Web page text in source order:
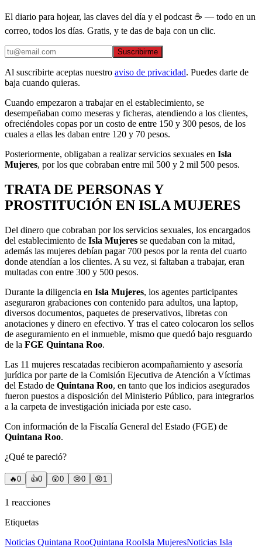
El diario para hojear, las claves del día y el podcast ☕ — todo en un
correo, todos los días. Gratis, y te das de baja con un clic.
Suscribirme
Al suscribirte aceptas nuestro aviso de privacidad. Puedes darte de
baja cuando quieras.
Cuando empezaron a trabajar en el establecimiento, se
desempeñaban como meseras y ficheras, atendiendo a los clientes,
ofreciéndoles copas por un costo de entre 150 y 300 pesos, de los
cuales a ellas les daban entre 120 y 70 pesos.
Posteriormente, obligaban a realizar servicios sexuales en Isla
Mujeres, por los que cobraban entre mil 500 y 2 mil 500 pesos.
TRATA DE PERSONAS Y
PROSTITUCIÓN EN ISLA MUJERES
Del dinero que cobraban por los servicios sexuales, los encargados
del establecimiento de Isla Mujeres se quedaban con la mitad,
además las mujeres debían pagar 700 pesos por la renta del cuarto
donde atendían a los clientes. A su vez, si faltaban a trabajar, eran
multadas con entre 300 y 500 pesos.
Durante la diligencia en Isla Mujeres, los agentes participantes
aseguraron grabaciones con contenido para adultos, una laptop,
diversos documentos, paquetes de preservativos, libretas con
anotaciones y dinero en efectivo. Y tras el cateo colocaron los sellos
de aseguramiento en el inmueble, mismo que quedó bajo resguardo
de la FGE Quintana Roo.
Las 11 mujeres rescatadas recibieron acompañamiento y asesoría
jurídica por parte de la Comisión Ejecutiva de Atención a Víctimas
del Estado de Quintana Roo, en tanto que los indicios asegurados
fueron puestos a disposición del Ministerio Público, para integrarlos
a la carpeta de investigación iniciada por este caso.
Con información de la Fiscalía General del Estado (FGE) de
Quintana Roo.
¿Qué te pareció?
🔥0 👍0 😲0 😢0 😠1
1 reacciones
Etiquetas
Noticias Quintana RooQuintana RooIsla MujeresNoticias Isla